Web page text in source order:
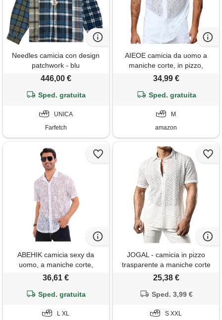
Needles camicia con design
patchwork - blu
446,00 €
Sped. gratuita
UNICA
Farfetch
AIEOE camicia da uomo a
maniche corte, in pizzo,
sottile, vestibilità ampia,
trasparente a rete, camicia
34,99 €
Sped. gratuita
M
amazon
ABEHIK camicia sexy da
uomo, a maniche corte,
trasparente, per carnevale,
anni '70, 80, bianco, xl
36,61 €
Sped. gratuita
L XL
JOGAL - camicia in pizzo
trasparente a maniche corte
da uomo - camicia estiva
25,38 €
Sped. 3,99 €
S XXL